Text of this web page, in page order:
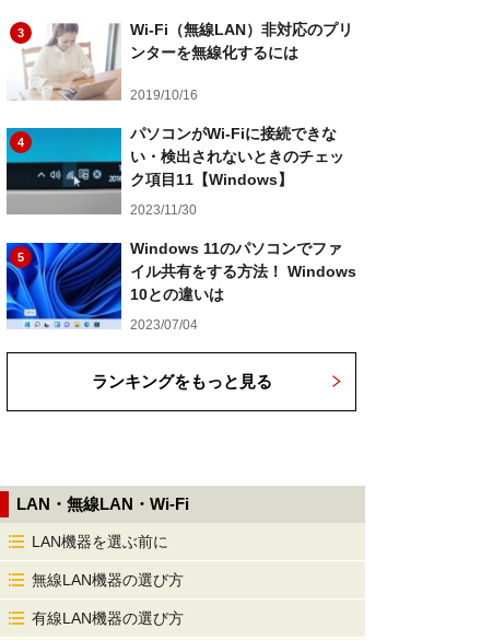
3
Wi-Fi（無線LAN）非対応のプリ
ンターを無線化するには
2019/10/16
4
パソコンがWi-Fiに接続できな
い・検出されないときのチェッ
ク項目11【Windows】
2023/11/30
5
Windows 11のパソコンでファ
イル共有をする方法！ Windows
10との違いは
2023/07/04
ランキングをもっと見る
LAN・無線LAN・Wi-Fi
LAN機器を選ぶ前に
無線LAN機器の選び方
有線LAN機器の選び方